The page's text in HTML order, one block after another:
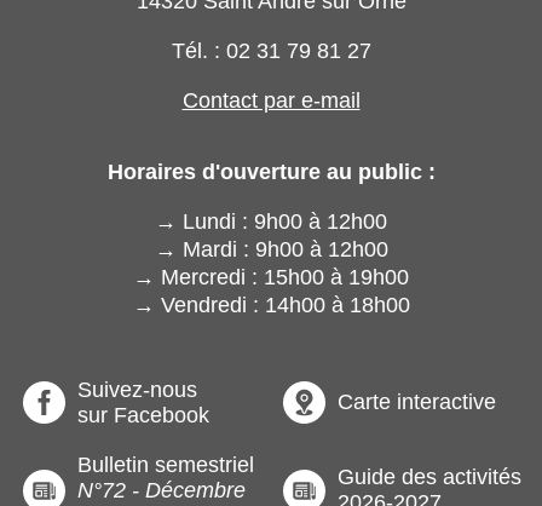
Tél. : 02 31 79 81 27
Contact par e-mail
Horaires d'ouverture au public :
→ Lundi : 9h00 à 12h00
→ Mardi : 9h00 à 12h00
→ Mercredi : 15h00 à 19h00
→ Vendredi : 14h00 à 18h00
Suivez-nous
sur Facebook
Carte interactive
Bulletin semestriel
N°72 - Décembre
Guide des activités